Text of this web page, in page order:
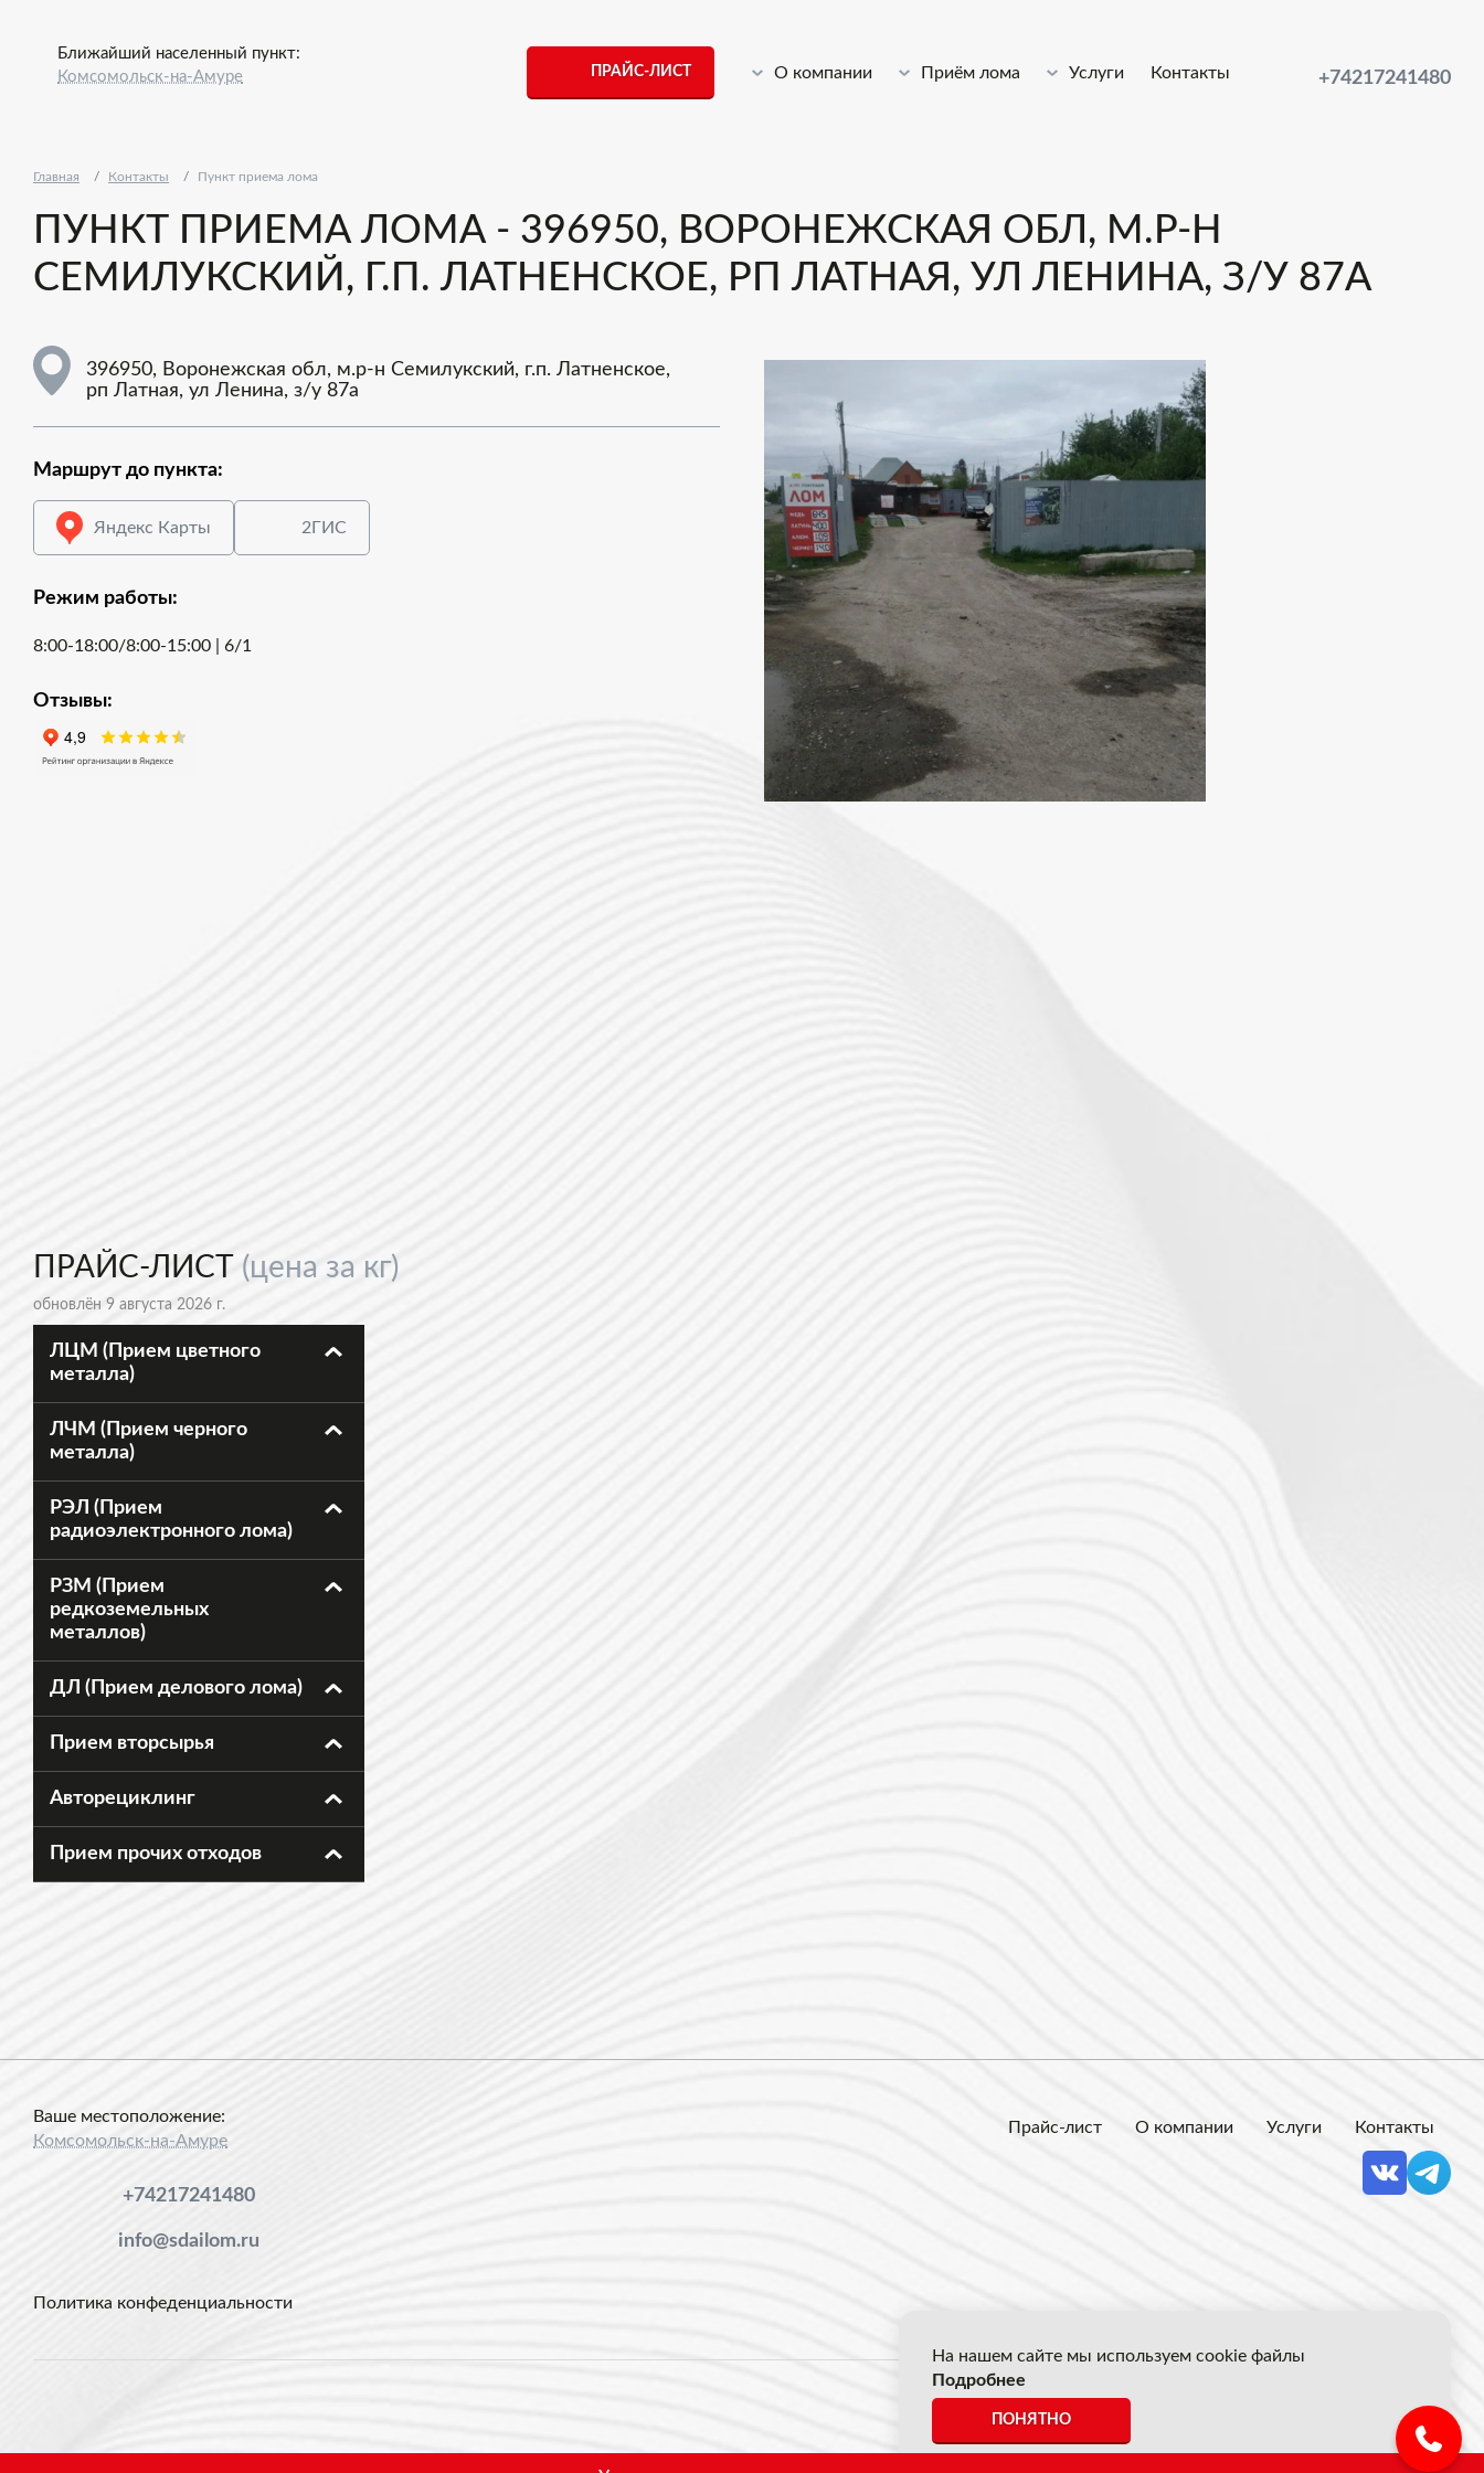
Ближайший населенный пункт:
Комсомольск-на-Амуре
ПРАЙС-ЛИСТ О компании Приём лома Услуги Контакты +74217241480
Главная Контакты Пункт приема лома
ПУНКТ ПРИЕМА ЛОМА - 396950, ВОРОНЕЖСКАЯ ОБЛ, М.Р-Н
СЕМИЛУКСКИЙ, Г.П. ЛАТНЕНСКОЕ, РП ЛАТНАЯ, УЛ ЛЕНИНА, З/У 87А
396950, Воронежская обл, м.р-н Семилукский, г.п. Латненское,
рп Латная, ул Ленина, з/у 87а
Маршрут до пункта:
Яндекс Карты 2ГИС
Режим работы:
8:00-18:00/8:00-15:00 | 6/1
Отзывы:
ПРАЙС-ЛИСТ (цена за кг)
обновлён 9 августа 2026 г.
ЛЦМ (Прием цветного
металла)
ЛЧМ (Прием черного
металла)
РЭЛ (Прием
радиоэлектронного лома)
РЗМ (Прием
редкоземельных
металлов)
ДЛ (Прием делового лома)
Прием вторсырья
Авторециклинг
Прием прочих отходов
Ваше местоположение:
Комсомольск-на-Амуре
+74217241480
info@sdailom.ru
Политика конфеденциальности
Прайс-лист О компании Услуги Контакты
© 2026 Акрон Скрап
*Все цены указанные на сайте не являются публичной офертой.
На нашем сайте мы используем cookie файлы
Подробнее
ПОНЯТНО